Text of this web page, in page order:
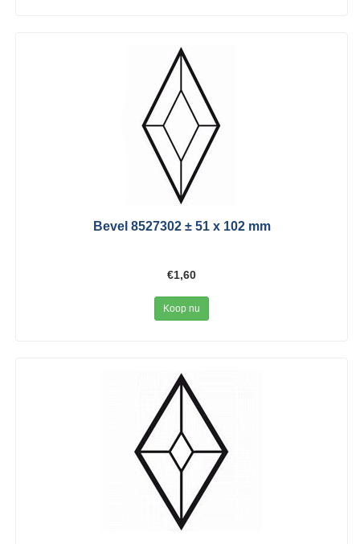
Bevel 8527302 ± 51 x 102 mm
€1,60
Koop nu